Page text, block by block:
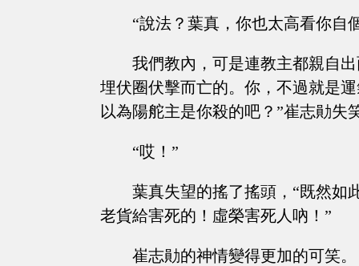
“說法？葉真，你也太高看你自
我們教內，可是連教主都親自
埋伏圈伏擊而亡的。你，不過就是
以為陽舵主是你殺的吧？”崔志勛失
“哎！”
葉真失望的搖了搖頭，“既然如
老貨給害死的！虛榮害死人吶！”
崔志勛的神情變得更加的可笑。